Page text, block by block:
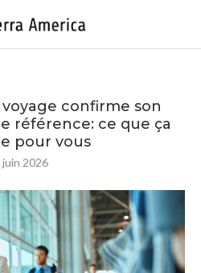
voyage confirme son
référence: ce que ça
pour vous
juin 2026